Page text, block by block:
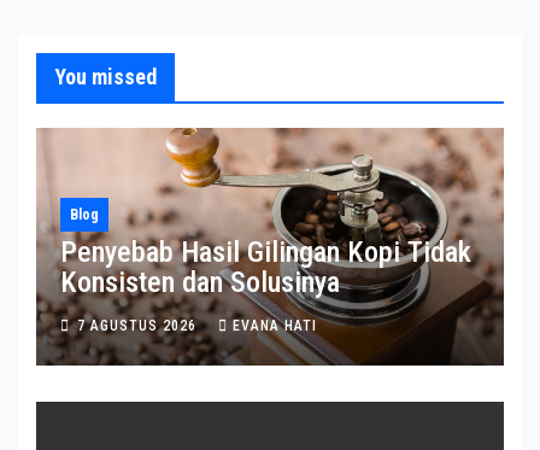
You missed
Blog
Penyebab Hasil Gilingan Kopi Tidak
Konsisten dan Solusinya
7 AGUSTUS 2026 EVANA HATI